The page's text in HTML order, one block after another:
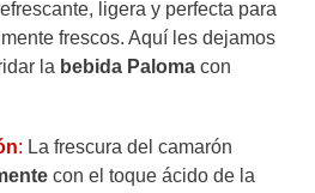
ligera y perfecta para
frescos. Aquí les dejamos
la bebida Paloma con
: La frescura del camarón
con el toque ácido de la